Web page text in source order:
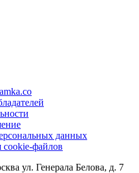
данных
cookie-файлов
ул. Генерала Белова, д. 7